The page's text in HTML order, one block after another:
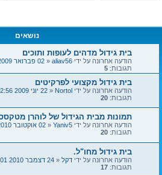
נושאים
בית גידול מדהים לעופות ותוכים
הודעה אחרונה על ידי aliav56
«02 פברואר 2009 10:41
תגובות: 5
בית גידול מקצועי לפרקיטים
הודעה אחרונה על ידי Nortol
«22 יוני 2009 02:56
תגובות: 20
תמונות מבית הגידול של לוהרן מטקסס
הודעה אחרונה על ידי Yaniv5
«02 אוקטובר 2010 22:25
תגובות: 20
בית גידול מחו"ל.
הודעה אחרונה על ידי דקל«24 דצמבר 2010 10:01
תגובות: 17